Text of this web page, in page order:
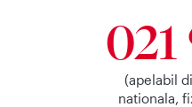
(apelabil
nationala,